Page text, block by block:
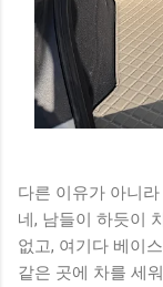
다른 이유가 아니
네, 남들이 하듯이
없고, 여기다 베이
같은 곳에 차를 세